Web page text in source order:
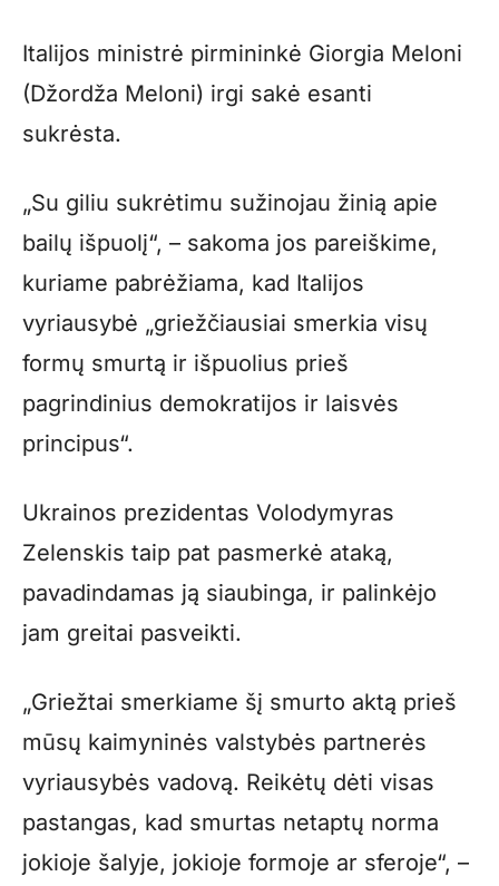
Italijos ministrė pirmininkė Giorgia Meloni
(Džordža Meloni) irgi sakė esanti
sukrėsta.
„Su giliu sukrėtimu sužinojau žinią apie
bailų išpuolį“, – sakoma jos pareiškime,
kuriame pabrėžiama, kad Italijos
vyriausybė „griežčiausiai smerkia visų
formų smurtą ir išpuolius prieš
pagrindinius demokratijos ir laisvės
principus“.
Ukrainos prezidentas Volodymyras
Zelenskis taip pat pasmerkė ataką,
pavadindamas ją siaubinga, ir palinkėjo
jam greitai pasveikti.
„Griežtai smerkiame šį smurto aktą prieš
mūsų kaimyninės valstybės partnerės
vyriausybės vadovą. Reikėtų dėti visas
pastangas, kad smurtas netaptų norma
jokioje šalyje, jokioje formoje ar sferoje“, –